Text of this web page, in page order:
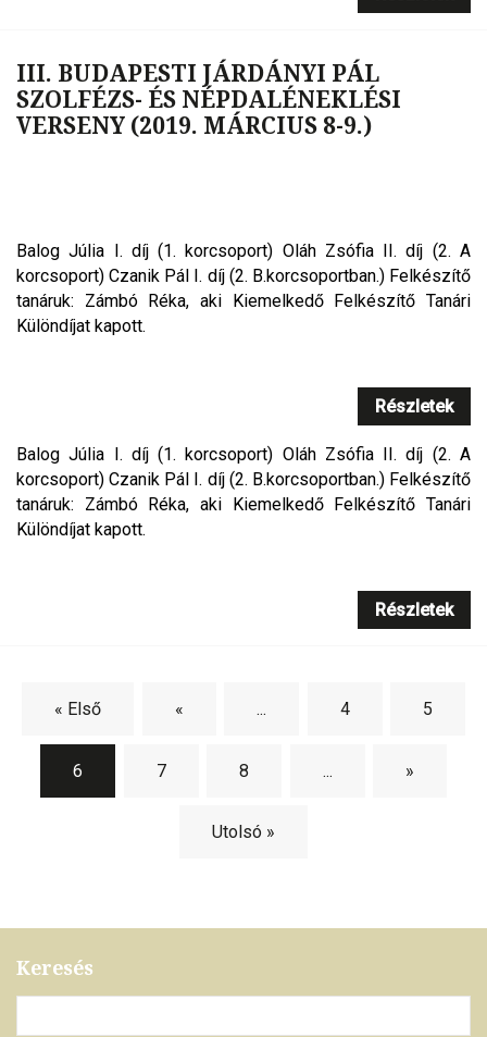
III. BUDAPESTI JÁRDÁNYI PÁL
SZOLFÉZS- ÉS NÉPDALÉNEKLÉSI
VERSENY (2019. MÁRCIUS 8-9.)
Balog Júlia I. díj (1. korcsoport) Oláh Zsófia II. díj (2. A
korcsoport) Czanik Pál I. díj (2. B.korcsoportban.) Felkészítő
tanáruk: Zámbó Réka, aki Kiemelkedő Felkészítő Tanári
Különdíjat kapott.
Részletek
Balog Júlia I. díj (1. korcsoport) Oláh Zsófia II. díj (2. A
korcsoport) Czanik Pál I. díj (2. B.korcsoportban.) Felkészítő
tanáruk: Zámbó Réka, aki Kiemelkedő Felkészítő Tanári
Különdíjat kapott.
Részletek
« Első « ... 4 5
6 7 8 ... »
Utolsó »
Keresés